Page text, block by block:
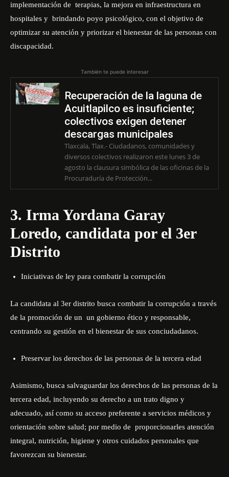
implementación de terapias, la mejora en infraestructura en
hospitales y brindando poyo psicológico, con el objetivo de
optimizar su atención y priorizar el bienestar de las personas con
discapacidad.
También te puede interesar
Recuperación de la laguna de
Acuitlapilco es insuficiente;
colectivos exigen detener
descargas municipales
Tlaxcala, Tlax.- Ciudadanos, comunidades y
diversos colectivos realizaron este lunes 3 de
agosto la clausura simbólica de las oficinas de la
Procuraduría de Protección...
3. Irma Yordana Garay
Loredo, candidata por el 3er
Distrito
Iniciativas de ley para combatir la corrupción
La candidata al 3er distrito busca combatir la corrupción a través
de la promoción de un un gobierno ético y responsable,
centrando su gestión en el bienestar de sus conciudadanos.
Preservar los derechos de las personas de la tercera edad
Asimismo, busca salvaguardar los derechos de las personas de la
tercera edad, incluyendo su derecho a un trato digno y
adecuado, así como su acceso preferente a servicios médicos y
orientación sobre salud; por medio de proporcionarles atención
integral, nutrición, higiene y otros cuidados personales que
favorezcan su bienestar.